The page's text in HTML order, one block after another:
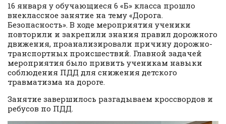
16 января у обучающиеся 6 «Б» класса прошло
внеклассное занятие на тему «Дорога.
Безопасность». В ходе мероприятия ученики
повторили и закрепили знания правил дорожного
движения, проанализировали причину дорожно-
транспортных происшествий. Главной задачей
мероприятия было привить ученикам навыки
соблюдения ПДД для снижения детского
травматизма на дороге.
Занятие завершилось разгадываем кроссвордов и
ребусов по ПДД.